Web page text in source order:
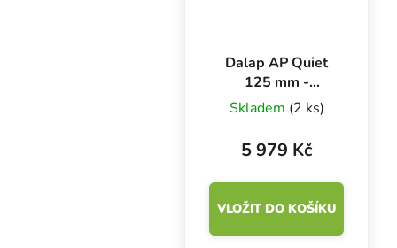
Dalap AP Quiet
125 mm -
230/340 m3/h,
dvourychlostní
axiální ventilátor
Skladem (2 ks)
5 979 Kč
VLOŽIT DO KOŠÍKU